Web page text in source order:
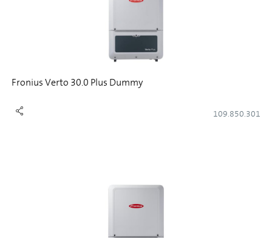
Fronius Verto 30.0 Plus Dummy
109.850.301